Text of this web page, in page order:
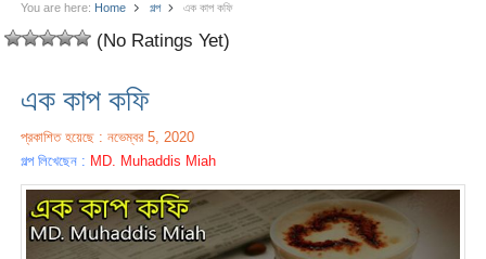
You are here: Home গল্প এক কাপ কফি
(No Ratings Yet)
এক কাপ কফি
প্রকাশিত হয়েছে : নভেম্বর 5, 2020
গল্প লিখেছেন : MD. Muhaddis Miah